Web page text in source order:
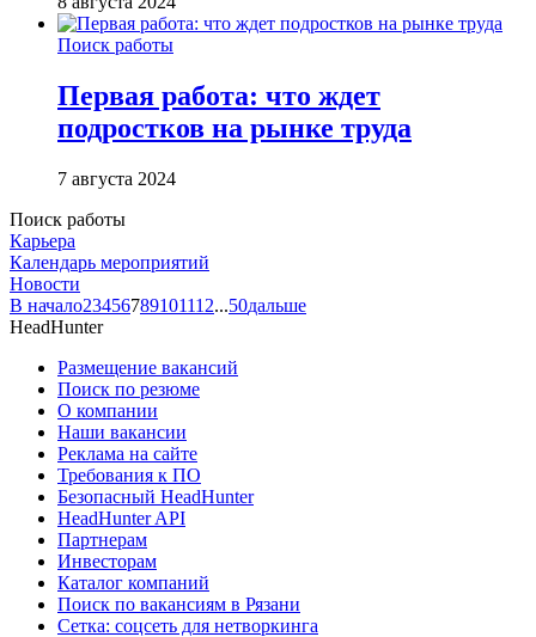
Поиск работы
Первая работа: что ждет
подростков на рынке труда
7 августа 2024
Поиск работы
Карьера
Календарь мероприятий
Новости
В начало23456789101112...50дальше
HeadHunter
Размещение вакансий
Поиск по резюме
О компании
Наши вакансии
Реклама на сайте
Требования к ПО
Безопасный HeadHunter
HeadHunter API
Партнерам
Инвесторам
Каталог компаний
Поиск по вакансиям в Рязани
Сетка: соцсеть для нетворкинга